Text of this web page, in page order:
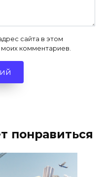
сайта в этом
комментариев.
понравиться